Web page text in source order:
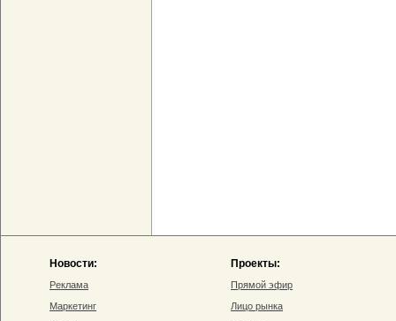
Новости:
Реклама
Маркетинг
Проекты:
Прямой эфир
Лицо рынка